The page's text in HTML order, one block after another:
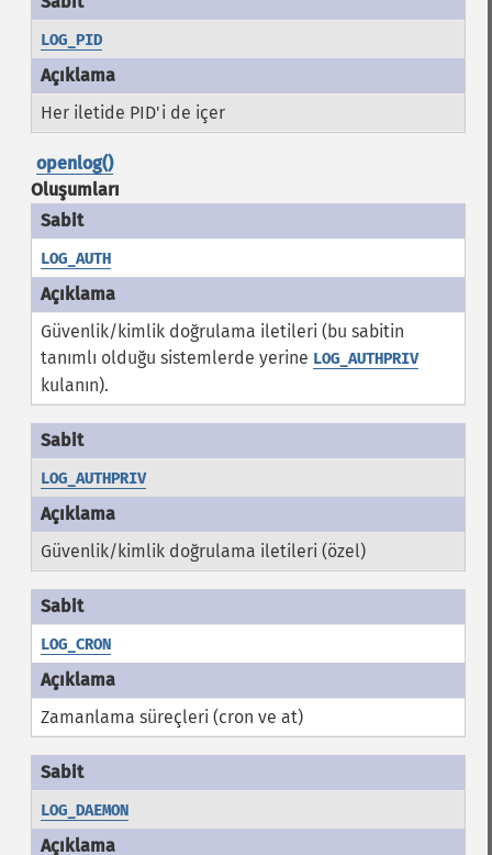
LOG_PID
Her iletide PID'i de içer
openlog()
Oluşumları
LOG_AUTH
Güvenlik/kimlik doğrulama iletileri (bu sabitin
tanımlı olduğu sistemlerde yerine LOG_AUTHPRIV
kulanın).
LOG_AUTHPRIV
Güvenlik/kimlik doğrulama iletileri (özel)
LOG_CRON
Zamanlama süreçleri (cron ve at)
LOG_DAEMON